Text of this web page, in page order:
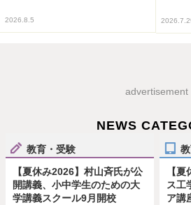
2026.8.5
advertisement
NEWS
教育・受験
【夏休み2026】村山斉氏が公
開講義、小中学生のための大
学講義スクール9月開校
【
ス工
ア講